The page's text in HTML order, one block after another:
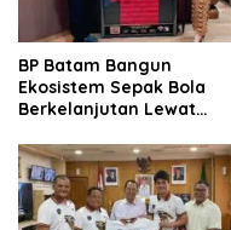
BP Batam Bangun
Ekosistem Sepak Bola
Berkelanjutan Lewat